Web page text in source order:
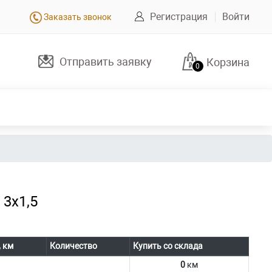
Заказать звонок Регистрация Войти
Отправить заявку 0 Корзина
км Количество
Купить со склада
0км